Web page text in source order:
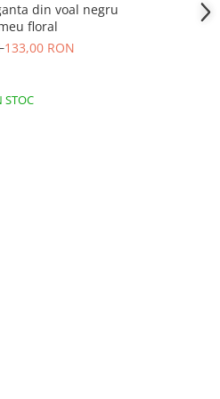
din voal negru
floral
133,00 RON
STOC
Bluza
cravata si